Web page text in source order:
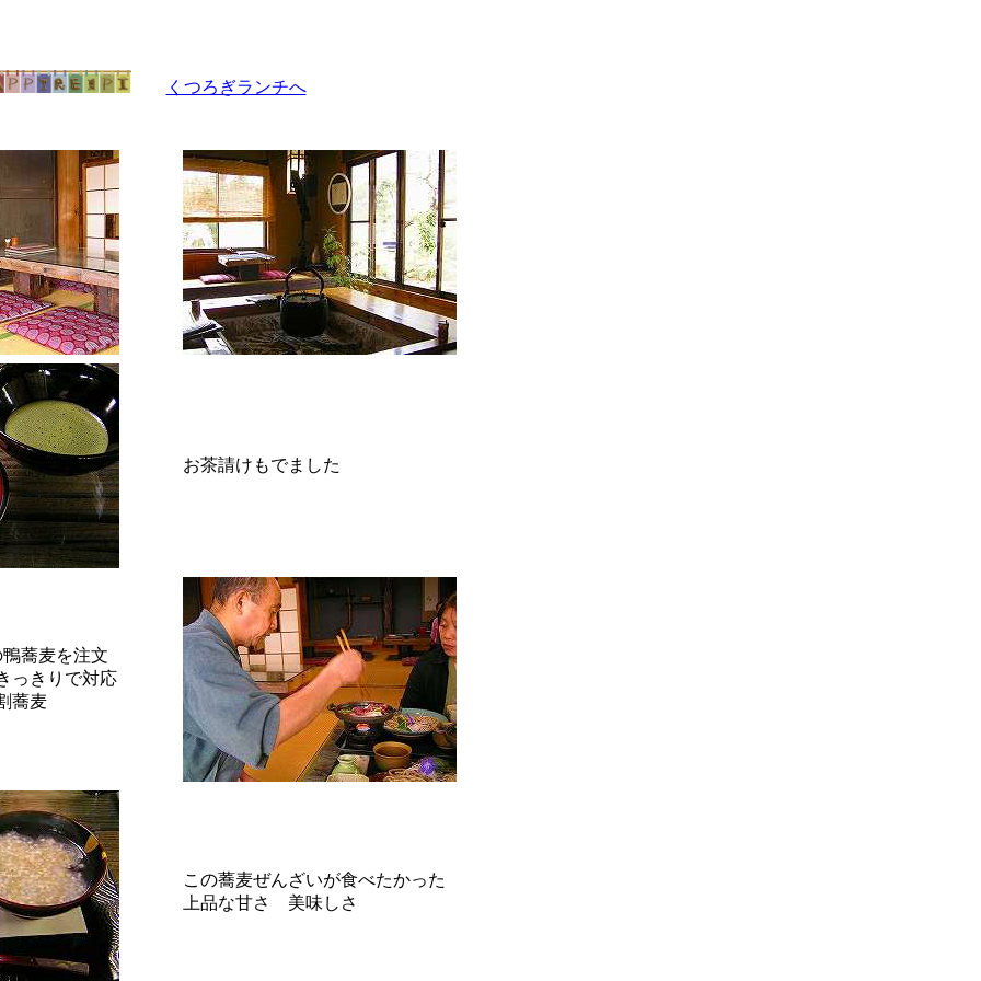
くつろぎランチへ
お茶請けもでました
蕎麦を注文
っきりで対応
蕎麦
この蕎麦ぜんざいが食べたかった
上品な甘さ 美味しさ